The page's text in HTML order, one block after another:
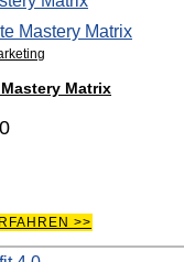
Matrix
>>